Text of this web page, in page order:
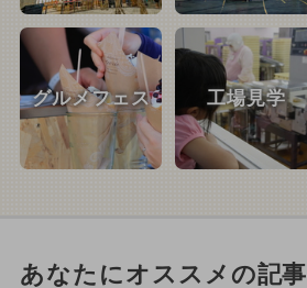
グルメフェス 工場見学
あなたにオススメの記事